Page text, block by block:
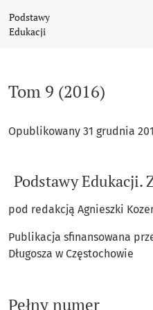
Tom 9 (2016): Podstawy
Podstawy
Edukacji
Tom 9 (2016)
Opublikowany 31 grudnia
Podstawy Edukacji.
pod redakcją Agnieszki
Publikacja sfinansowana
Długosza w Częstochowie
Pełny numer